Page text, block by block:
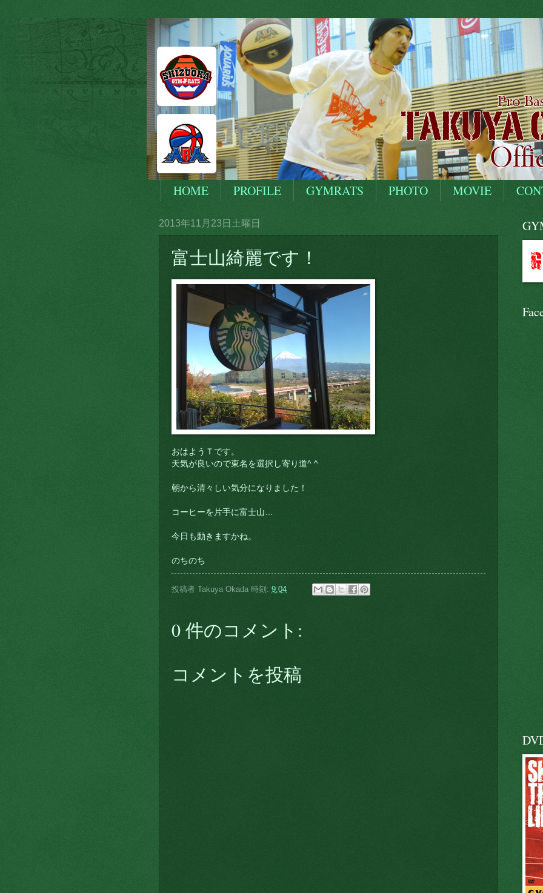
HOME PROFILE GYMRATS PHOTO MOVIE
2013年11月23日土曜日
富士山綺麗です！
おはようＴです。
天気が良いので東名を選択し寄り道^ ^
朝から清々しい気分になりました！
コーヒーを片手に富士山…
今日も動きますかね。
のちのち
投稿者 Takuya Okada 時刻: 9:04
0 件のコメント:
コメントを投稿